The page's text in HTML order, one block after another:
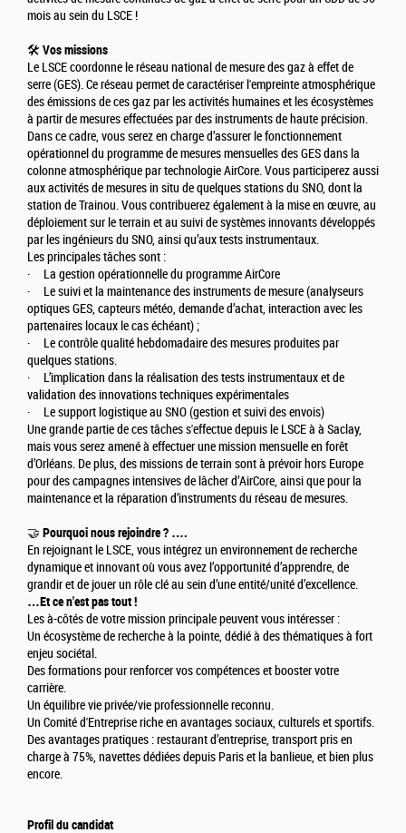
mois au sein du LSCE !
🛠️ Vos missions
Le LSCE coordonne le réseau national de mesure des gaz à effet de
serre (GES). Ce réseau permet de caractériser l'empreinte atmosphérique
des émissions de ces gaz par les activités humaines et les écosystèmes
à partir de mesures effectuées par des instruments de haute précision.
Dans ce cadre, vous serez en charge d’assurer le fonctionnement
opérationnel du programme de mesures mensuelles des GES dans la
colonne atmosphérique par technologie AirCore. Vous participerez aussi
aux activités de mesures in situ de quelques stations du SNO, dont la
station de Trainou. Vous contribuerez également à la mise en œuvre, au
déploiement sur le terrain et au suivi de systèmes innovants développés
par les ingénieurs du SNO, ainsi qu’aux tests instrumentaux.
Les principales tâches sont :
· La gestion opérationnelle du programme AirCore
· Le suivi et la maintenance des instruments de mesure (analyseurs
optiques GES, capteurs météo, demande d’achat, interaction avec les
partenaires locaux le cas échéant) ;
· Le contrôle qualité hebdomadaire des mesures produites par
quelques stations.
· L’implication dans la réalisation des tests instrumentaux et de
validation des innovations techniques expérimentales
· Le support logistique au SNO (gestion et suivi des envois)
Une grande partie de ces tâches s'effectue depuis le LSCE à à Saclay,
mais vous serez amené à effectuer une mission mensuelle en forêt
d’Orléans. De plus, des missions de terrain sont à prévoir hors Europe
pour des campagnes intensives de lâcher d’AirCore, ainsi que pour la
maintenance et la réparation d’instruments du réseau de mesures.
🤝Pourquoi nous rejoindre ? ….
En rejoignant le LSCE, vous intégrez un environnement de recherche
dynamique et innovant où vous avez l’opportunité d’apprendre, de
grandir et de jouer un rôle clé au sein d’une entité/unité d’excellence.
…Et ce n'est pas tout !
Les à-côtés de votre mission principale peuvent vous intéresser :
Un écosystème de recherche à la pointe, dédié à des thématiques à fort
enjeu sociétal.
Des formations pour renforcer vos compétences et booster votre
carrière.
Un équilibre vie privée/vie professionnelle reconnu.
Un Comité d'Entreprise riche en avantages sociaux, culturels et sportifs.
Des avantages pratiques : restaurant d’entreprise, transport pris en
charge à 75%, navettes dédiées depuis Paris et la banlieue, et bien plus
encore.
Profil du candidat